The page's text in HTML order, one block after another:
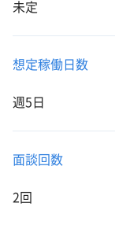
未定
想定稼働日数
週5日
面談回数
2回